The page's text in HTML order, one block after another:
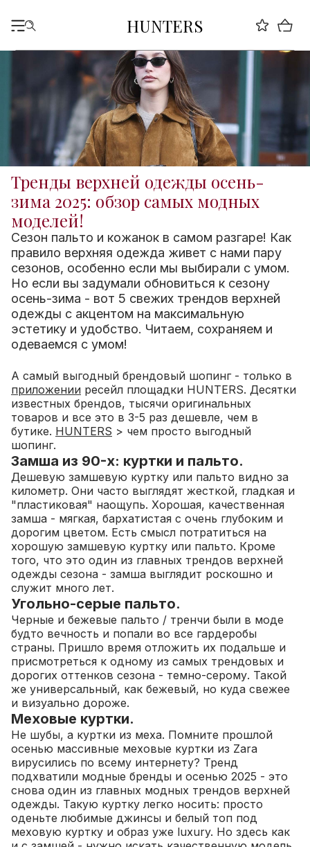
HUNTERS
Тренды верхней одежды осень-
зима 2025: обзор самых модных
моделей!
Сезон пальто и кожанок в самом разгаре! Как
правило верхняя одежда живет с нами пару
сезонов, особенно если мы выбирали с умом.
Но если вы задумали обновиться к сезону
осень-зима - вот 5 свежих трендов верхней
одежды с акцентом на максимальную
эстетику и удобство. Читаем, сохраняем и
одеваемся с умом!
А самый выгодный брендовый шопинг - только в
приложении ресейл площадки HUNTERS. Десятки
известных брендов, тысячи оригинальных
товаров и все это в 3-5 раз дешевле, чем в
бутике. HUNTERS > чем просто выгодный
шопинг.
Замша из 90-х: куртки и пальто.
Дешевую замшевую куртку или пальто видно за
километр. Они часто выглядят жесткой, гладкая и
"пластиковая" наощупь. Хорошая, качественная
замша - мягкая, бархатистая с очень глубоким и
дорогим цветом. Есть смысл потратиться на
хорошую замшевую куртку или пальто. Кроме
того, что это один из главных трендов верхней
одежды сезона - замша выглядит роскошно и
служит много лет.
Угольно-серые пальто.
Черные и бежевые пальто / тренчи были в моде
будто вечность и попали во все гардеробы
страны. Пришло время отложить их подальше и
присмотреться к одному из самых трендовых и
дорогих оттенков сезона - темно-серому. Такой
же универсальный, как бежевый, но куда свежее
и визуально дороже.
Меховые куртки.
Не шубы, а куртки из меха. Помните прошлой
осенью массивные меховые куртки из Zara
вирусились по всему интернету? Тренд
подхватили модные бренды и осенью 2025 - это
снова один из главных модных трендов верхней
одежды. Такую куртку легко носить: просто
оденьте любимые джинсы и белый топ под
меховую куртку и образ уже luxury. Но здесь как